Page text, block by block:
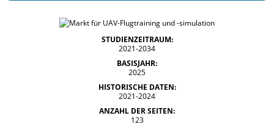
STUDIENZEITRAUM:
2021-2034
BASISJAHR:
2025
HISTORISCHE DATEN:
2021-2024
ANZAHL DER SEITEN:
123